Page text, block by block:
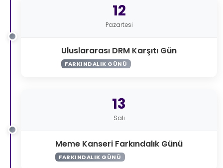
12
Pazartesi
Uluslararası DRM Karşıtı Gün
FARKINDALIK GÜNÜ
13
Salı
Meme Kanseri Farkındalık Günü
FARKINDALIK GÜNÜ